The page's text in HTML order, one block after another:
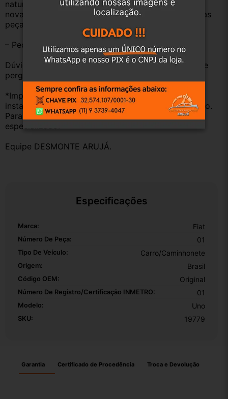
natural pelo tempo. Peças perfeitas são apenas as
novas e sem uso. No entanto, garantimos que nossas
peças estão em BOM ESTADO e foram testadas.
– Peças são ORIGINAIS USADAS.
Dúvidas sobre uso ou aplicação, utilizar o campo de
perguntas;
*Importante: Não nos responsabilizamos por
instalações inadequadas ou uso indevido do produto.
Para evitar problemas, consulte um profissional
especializado.
Equipe DESMONTE ARUJÁ.
Especificações
Marca: Fiat
Número De Peça: 01
Tipo De Veículo: Carro/Caminhonete
Origem: Brasil
Código OEM: Original
Número De Registro/certificação INMETRO: 01
Modelo: Uno
SKU: 19779
Garantia Certificado de Procedência Troca e Devolução